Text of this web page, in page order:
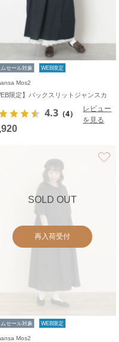
ムセール対象 WEB限定
Mos2
限定】バックスリットジャンスカ
4.3 （4）
レビュー
を見る
SOLD OUT
再入荷受付
ムセール対象 WEB限定
Mos2